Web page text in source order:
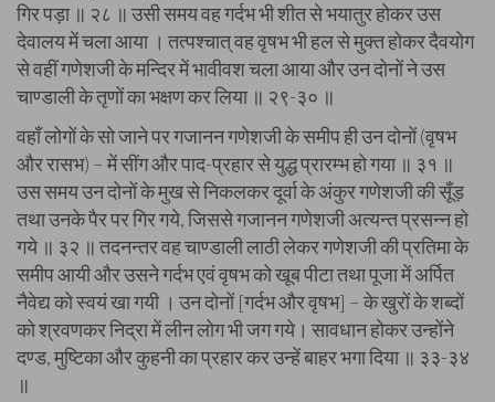
गिर पड़ा ॥ २८ ॥ उसी समय वह गर्दभ भी शीत से भयातुर होकर उस
देवालय में चला आया । तत्पश्चात् वह वृषभ भी हल से मुक्त होकर दैवयोग
से वहीं गणेशजी के मन्दिर में भावीवश चला आया और उन दोनों ने उस
चाण्डाली के तृणों का भक्षण कर लिया ॥ २९-३० ॥
वहाँ लोगों के सो जाने पर गजानन गणेशजी के समीप ही उन दोनों (वृषभ
और रासभ) – में सींग और पाद-प्रहार से युद्ध प्रारम्भ हो गया ॥ ३१ ॥
उस समय उन दोनों के मुख से निकलकर दूर्वा के अंकुर गणेशजी की सूँड़
तथा उनके पैर पर गिर गये, जिससे गजानन गणेशजी अत्यन्त प्रसन्न हो
गये ॥ ३२ ॥ तदनन्तर वह चाण्डाली लाठी लेकर गणेशजी की प्रतिमा के
समीप आयी और उसने गर्दभ एवं वृषभ को खूब पीटा तथा पूजा में अर्पित
नैवेद्य को स्वयं खा गयी । उन दोनों [गर्दभ और वृषभ] – के खुरों के शब्दों
को श्रवणकर निद्रा में लीन लोग भी जग गये। सावधान होकर उन्होंने
दण्ड, मुष्टिका और कुहनी का प्रहार कर उन्हें बाहर भगा दिया ॥ ३३-३४
॥